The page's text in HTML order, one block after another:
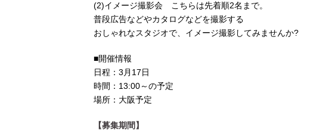
(2)イメージ撮影会 こちらは先着順2名まで。
普段広告などやカタログなどを撮影する
おしゃれなスタジオで、イメージ撮影してみませんか?
■開催情報
日程：3月17日
時間：13:00～の予定
場所：大阪予定
【募集期間】